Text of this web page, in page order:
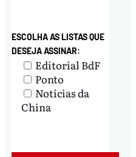
ESCOLHA AS LISTAS QUE
DESEJA ASSINAR:
Editorial BdF
Ponto
Notícias da
China